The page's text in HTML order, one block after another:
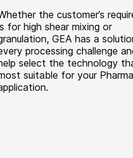
the customer’s
for high shear mixing or
GEA has a
processing challenge
select the technology
suitable for your Pharma